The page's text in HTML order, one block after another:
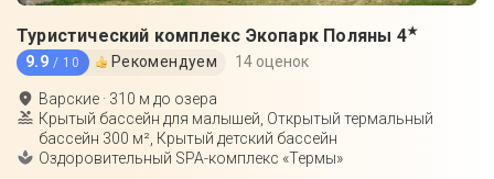
Туристический комплекс Экопарк Поляны 4★
9.9 / 10 Рекомендуем 14 оценок
Варские · 310 м до озера
Крытый бассейн для малышей, Открытый термальный
бассейн 300 м², Крытый детский бассейн
Оздоровительный SPA-комплекс «Термы»